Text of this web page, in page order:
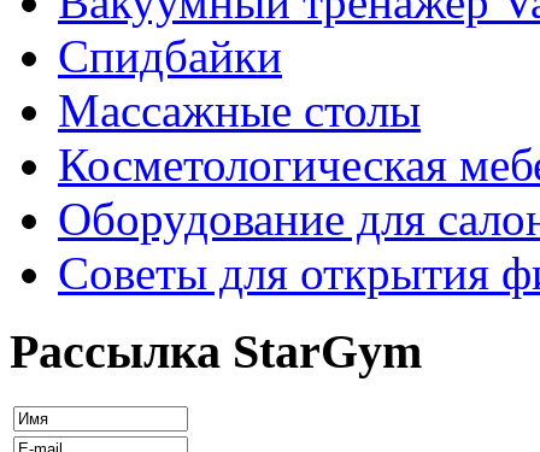
Спидбайки
Массажные столы
Косметологическая
Оборудование для
Советы для открытия
Рассылка StarGym